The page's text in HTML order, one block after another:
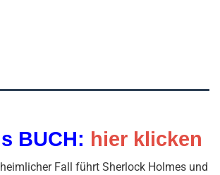
BUCH: hier klicken
Fall führt Sherlock Holmes und